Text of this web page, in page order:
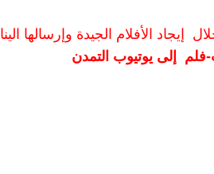
إيجاد الأفلام الجيدة وإرسالها الينا
فلم إلى يوتيوب التمدن